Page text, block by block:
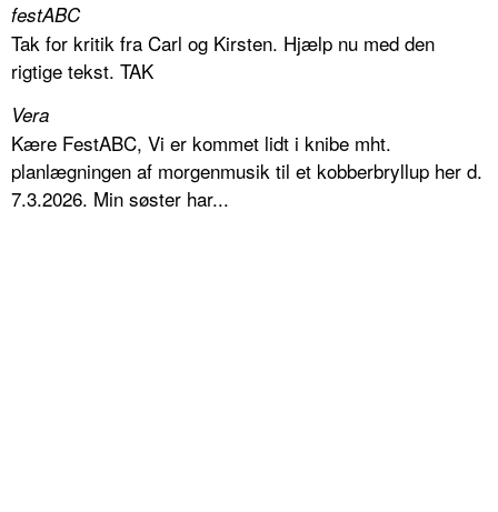
festABC
Tak for kritik fra Carl og Kirsten. Hjælp nu med den
rigtige tekst. TAK
Vera
Kære FestABC, Vi er kommet lidt i knibe mht.
planlægningen af morgenmusik til et kobberbryllup her d.
7.3.2026. Min søster har...